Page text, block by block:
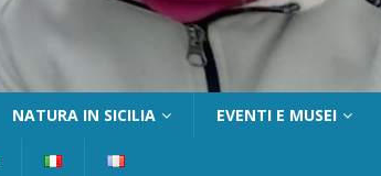
NATURA IN SICILIA EVENTI E MUSEI